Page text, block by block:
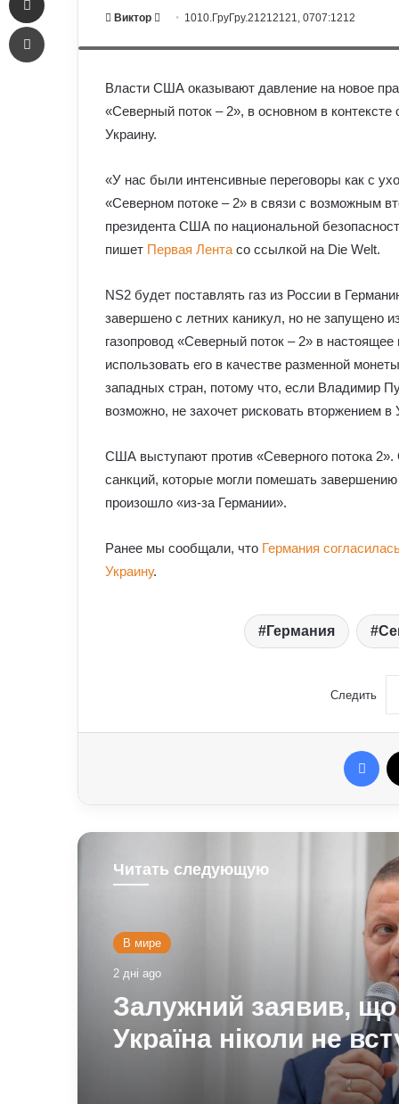
Виктор
Send 1010.ГруГру.21212121, 0707:1212
poisoning of Kreml critic Alexei Navalny. Schwesig wants to
Власти США оказывают давление на новое
«Северный поток – 2», в основном в
Украину.
«У нас были интенсивные переговоры как с
«Северном потоке – 2» в связи с возможным
президента США по национальной
пишет Первая Лента со ссылкой на Die Welt.
NS2 будет поставлять газ из России в
завершено с летних каникул, но не запущено
газопровод «Северный поток – 2» в
использовать его в качестве разменной
западных стран, потому что, если Владимир
возможно, не захочет рисковать вторжением в
США выступают против «Северного потока
санкций, которые могли помешать завершению
произошло «из-за Германии».
Ранее мы сообщали, что Германия
Украину.
Германия
Следить
Читать следующую
В мире
2 дні ago
Залужний заявив, що
Україна ніколи не
у НАТО: що він мав на